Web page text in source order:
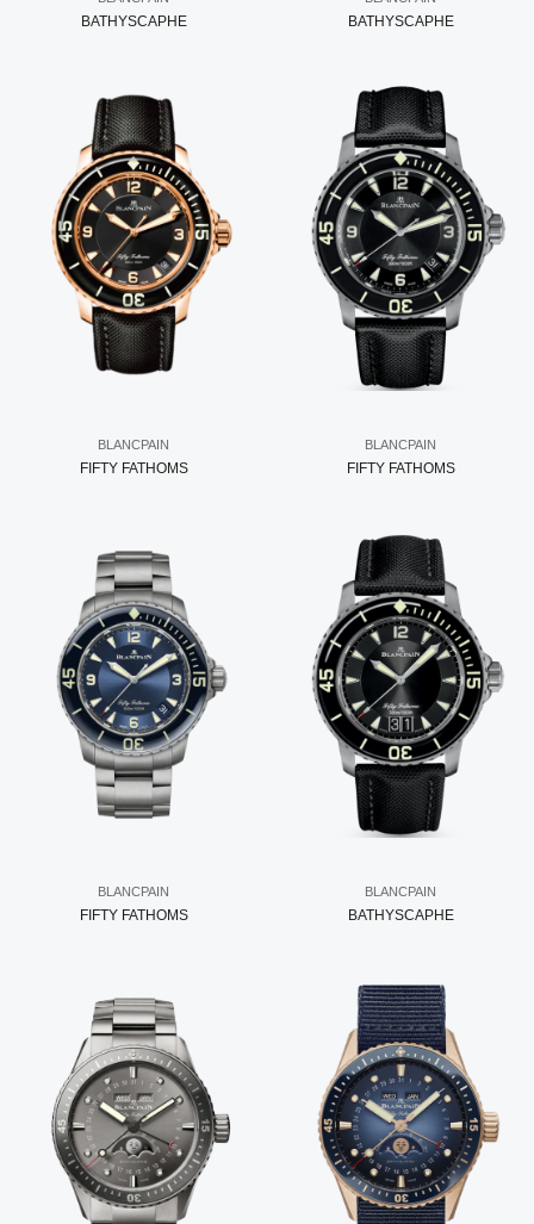
BATHYSCAPHE BATHYSCAPHE
BLANCPAIN
FIFTY FATHOMS
BLANCPAIN
FIFTY FATHOMS
BLANCPAIN
FIFTY FATHOMS
BLANCPAIN
BATHYSCAPHE